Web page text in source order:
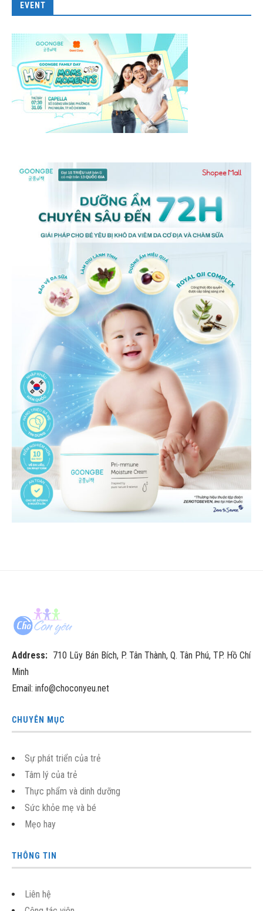
EVENT
Address: 710 Lũy Bán Bích, P. Tân Thành, Q. Tân Phú, TP. Hồ Chí
Minh
Email: info@choconyeu.net
CHUYÊN MỤC
Sự phát triển của trẻ
Tâm lý của trẻ
Thực phẩm và dinh dưỡng
Sức khỏe mẹ và bé
Mẹo hay
THÔNG TIN
Liên hệ